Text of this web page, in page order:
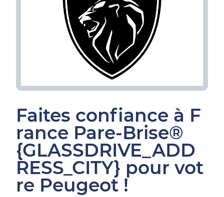
Faites confiance à F
rance Pare-Brise®
{GLASSDRIVE_ADD
RESS_CITY} pour vot
re Peugeot !